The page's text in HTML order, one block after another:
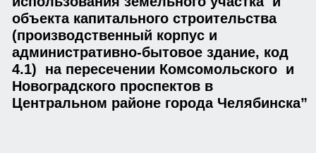
объекта капитального строительства
(производственный корпус и
административно-бытовое здание, код
4.1) на пересечении Комсомольского и
Новоградского проспектов в
Центральном районе города Челябинска”